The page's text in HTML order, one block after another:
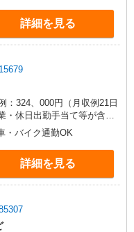
詳細を見る
：324、000円（月収例21日
・休日出勤手当て等が含ま
交通費全額支給
・バイク通勤OK
詳細を見る